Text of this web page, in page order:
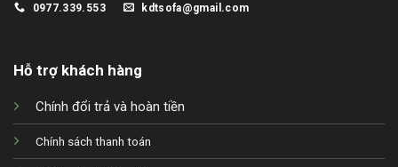
0977.339.553 kdtsofa@gmail.com
Hỗ trợ khách hàng
Chính đổi trả và hoàn tiền
Chính sách thanh toán